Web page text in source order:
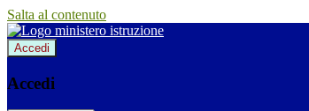
Salta al contenuto
Accedi
Accedi